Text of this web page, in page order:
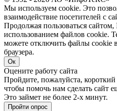
Мы используем cookie. Это
взаимодействие посетителей с
Продолжая пользоваться сайтом,
использованием файлов cookie.
можете отключить файлы cookie
браузера.
Ок
Оцените работу сайта
Пройдите, пожалуйста, короткий
чтобы помочь нам сделать сайт
Это займет не более 2-х минут.
Пройти опрос